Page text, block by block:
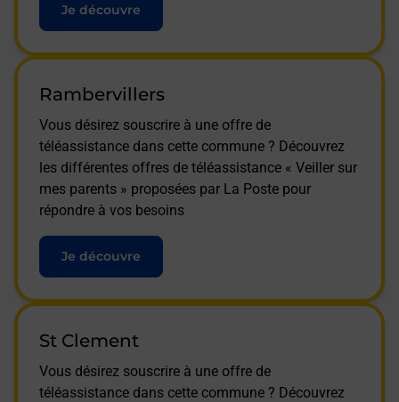
Je découvre
Rambervillers
Vous désirez souscrire à une offre de
téléassistance dans cette commune ? Découvrez
les différentes offres de téléassistance « Veiller sur
mes parents » proposées par La Poste pour
répondre à vos besoins
Je découvre
St Clement
Vous désirez souscrire à une offre de
téléassistance dans cette commune ? Découvrez